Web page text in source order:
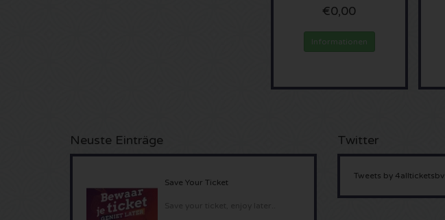
€0,00
Informationen
Neuste Einträge
Save Your Ticket
Twitter
Tweets by 4allticketsbv